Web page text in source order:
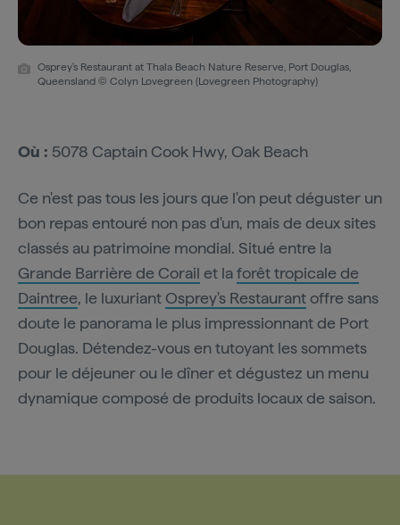
Osprey's Restaurant at Thala Beach Nature Reserve, Port Douglas,
Queensland © Colyn Lovegreen (Lovegreen Photography)
Où : 5078 Captain Cook Hwy, Oak Beach
Ce n'est pas tous les jours que l'on peut déguster un
bon repas entouré non pas d'un, mais de deux sites
classés au patrimoine mondial. Situé entre la
Grande Barrière de Corail et laforêt tropicale de
Daintree, le luxuriant Osprey's Restaurantoffre sans
doute le panorama le plus impressionnant de Port
Douglas. Détendez-vous en tutoyant les sommets
pour le déjeuner ou le dîner et dégustez un menu
dynamique composé de produits locaux de saison.